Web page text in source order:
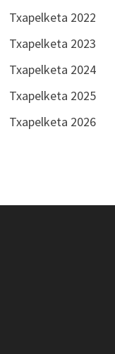
Txapelketa 2022
Txapelketa 2023
Txapelketa 2024
Txapelketa 2025
Txapelketa 2026